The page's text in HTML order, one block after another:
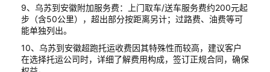
9、乌苏到安徽附加服务费：上门取车/送车服务费约200元起
步（含50公里），超出部分按距离另计；过路费、油费等可
能单独列出。
10、乌苏到安徽超跑托运收费因其特殊性而较高，建议客户
在选择托运公司时，详细了解费用构成，签订正规合同，确保